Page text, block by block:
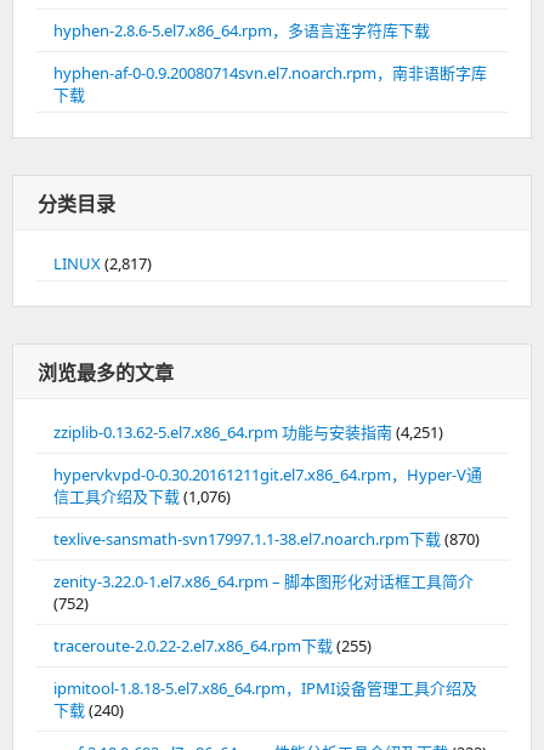
hyphen-2.8.6-5.el7.x86_64.rpm，多语言连字符库下载
hyphen-af-0-0.9.20080714svn.el7.noarch.rpm，南非语断字库
下载
分类目录
LINUX(2,817)
浏览最多的文章
zziplib-0.13.62-5.el7.x86_64.rpm 功能与安装指南(4,251)
hypervkvpd-0-0.30.20161211git.el7.x86_64.rpm，Hyper-V通
信工具介绍及下载(1,076)
texlive-sansmath-svn17997.1.1-38.el7.noarch.rpm下载(870)
zenity-3.22.0-1.el7.x86_64.rpm – 脚本图形化对话框工具简介
(752)
traceroute-2.0.22-2.el7.x86_64.rpm下载(255)
ipmitool-1.8.18-5.el7.x86_64.rpm，IPMI设备管理工具介绍及
下载(240)